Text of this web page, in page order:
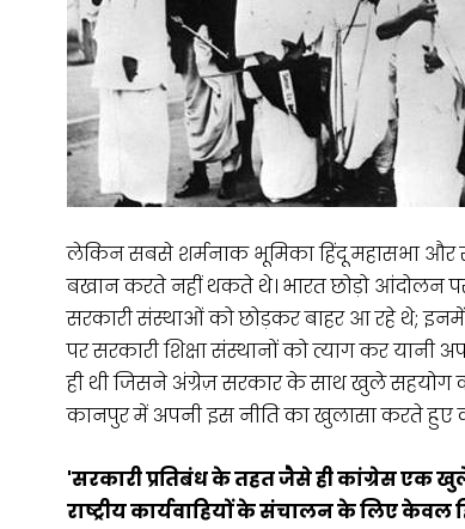
लेकिन सबसे शर्मनाक भूमिका हिंदू महासभा और
बखान करते नहीं थकते थे। भारत छोड़ो आंदोलन
सरकारी संस्थाओं को छोड़कर बाहर आ रहे थे;
पर सरकारी शिक्षा संस्थानों को त्याग कर यानी
ही थी जिसने अंग्रेज़ सरकार के साथ खुले सहयोग
कानपुर में अपनी इस नीति का खुलासा करते हुए
'सरकारी प्रतिबंध के तहत जैसे ही कांग्रेस एक
राष्ट्रीय कार्यवाहियों के संचालन के लिए